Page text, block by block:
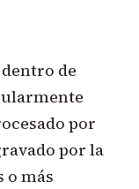
de
por
por la
o más